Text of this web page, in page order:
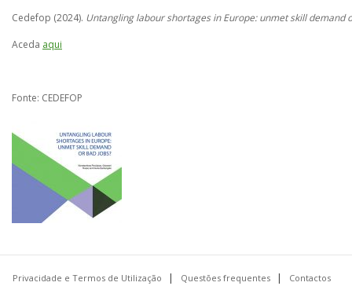
Cedefop (2024). Untangling labour shortages in Europe: unmet skill demand
Aceda aqui
Fonte: CEDEFOP
Privacidade e Termos de Utilização Questões frequentes Contactos